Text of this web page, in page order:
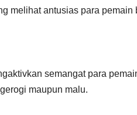
melihat antusias para
semangat para
maupun malu.